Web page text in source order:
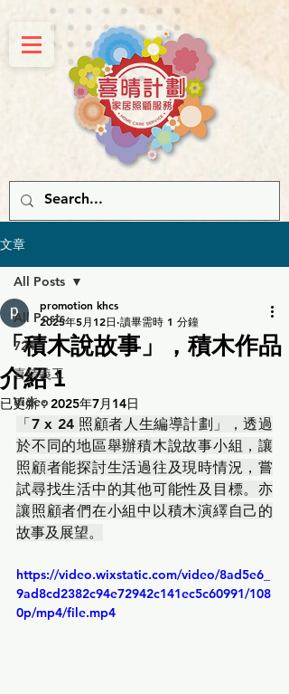
文章
All Posts
724
喜晴義工
Video
All Posts
「積木說故事」，積木作品
介紹 1
promotion khcs
2025年5月12日 讀畢需時 1 分鐘
已更新：2025年7月14日
「7 x 24 照顧者人生編導計劃」，透過
於不同的地區舉辦積木說故事小組，讓
照顧者能探討生活過往及現時情況，嘗
試尋找生活中的其他可能性及目標。亦
讓照顧者們在小組中以積木演繹自己的
故事及展望。
https://video.wixstatic.com/video/8ad5e6_
9ad8cd2382c94e72942c141ec5c60991/108
0p/mp4/file.mp4